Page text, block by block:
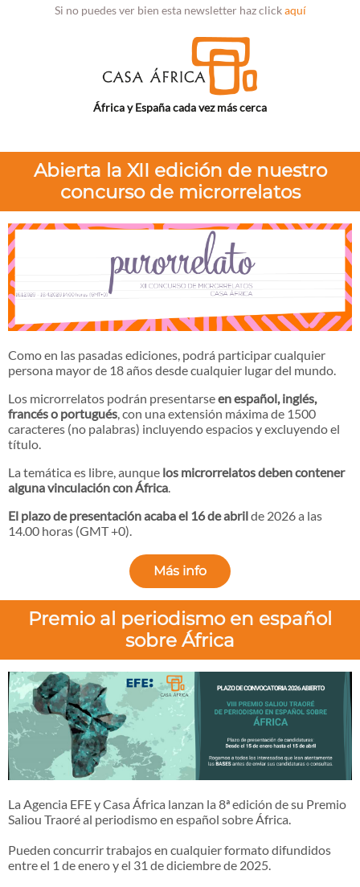
Si no puedes ver bien esta newsletter haz clickaquí
África y España cada vez más cerca
Abierta la XII edición de nuestro
concurso de microrrelatos
Como en las pasadas ediciones, podrá participar cualquier
persona mayor de 18 años desde cualquier lugar del mundo.
Los microrrelatos podrán presentarseen español, inglés,
francés o portugués, con una extensión máxima de 1500
caracteres (no palabras) incluyendo espacios y excluyendo el
título.
La temática es libre, aunque los microrrelatos deben contener
alguna vinculación con África.
El plazo de presentación acaba el 16 de abrilde 2026 a las
14.00 horas (GMT +0).
Más info
Premio al periodismo en español
sobre África
La Agencia EFE y Casa África lanzan la 8ª edición de su Premio
Saliou Traoré al periodismo en español sobre África.
Pueden concurrir trabajos en cualquier formato difundidos
entre el 1 de enero y el 31 de diciembre de 2025.